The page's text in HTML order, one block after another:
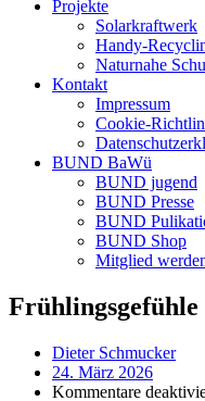
Projekte
Solarkraftwerk
Handy-
Naturnahe
Kontakt
Impressum
Cookie-
BUND BaWü
BUND jugend
BUND Presse
BUND
BUND Shop
Mitglied
Frühlingsgefühle
Dieter Schmucker
24. März 2026
Kommentare